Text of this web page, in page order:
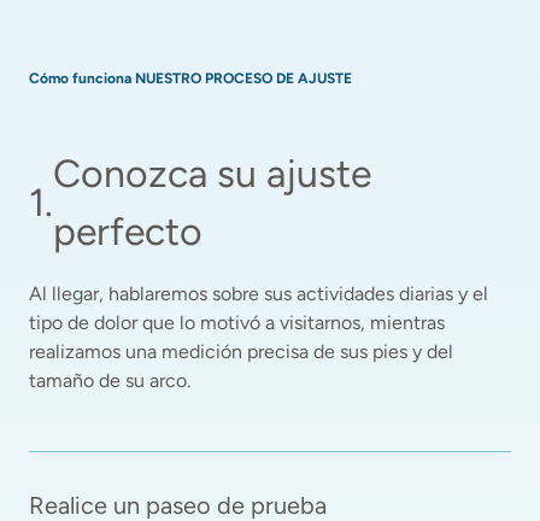
Cómo funciona NUESTRO PROCESO DE AJUSTE
1.
Conozca su ajuste
perfecto
Al llegar, hablaremos sobre sus actividades diarias y el
tipo de dolor que lo motivó a visitarnos, mientras
realizamos una medición precisa de sus pies y del
tamaño de su arco.
Realice un paseo de prueba